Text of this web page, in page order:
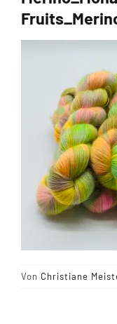
Tipps & Infos
Münster Yarn
Wollfestivals
Kontakt
Von Christiane